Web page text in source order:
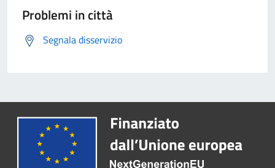
Problemi in città
Segnala disservizio